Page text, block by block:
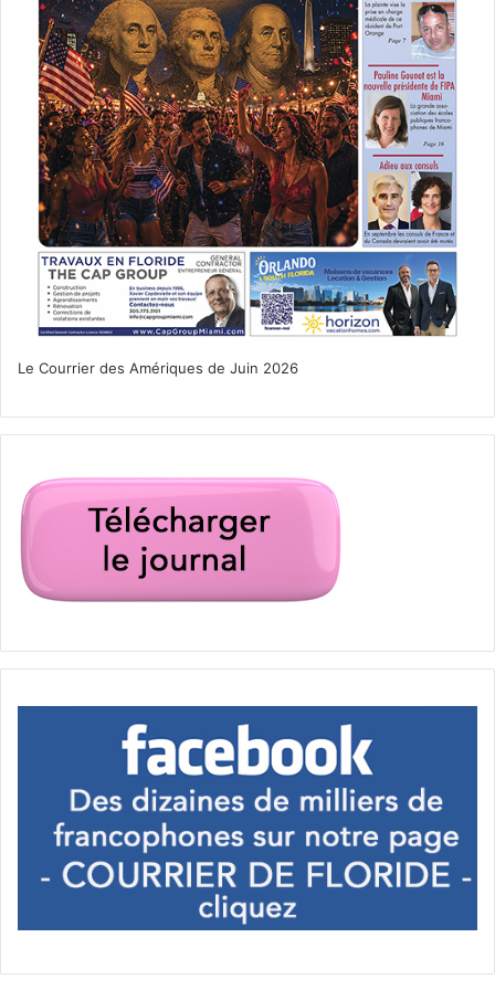
l’écran de l’appareil.» Cet été Michel part en Sardaigne…
ça risque d’être autrement plus sportif là-bas avec les
grands frères !!!
Des cours gratuits de photo avec
Miami Accueil
Avec l’association française Miami Accueil, Michel
Boussuge a démarré cette année un groupe consacré à la
« photo de rue ». «On va en faire plus régulièrement à
partir de la rentrée. Les gens peuvent venir quel que soit
leur niveau et leur appareil, même avec un téléphone
photo avec une molette afin de pouvoir régler la vitesse et
bien, que j’aurai aimé prendre moi même, et on se
être très différent pour chaque participant. Ils souhaitent
souvent que je leur donne une critique positive,
intelligente. Sur le sujet. On termine avec un petit happy
hour, car le côté social est très important à Miami Accueil.
Crédit photo : Michel Boussuge
Le Courrier des Amériques de Juin 2026